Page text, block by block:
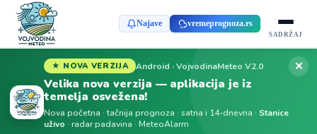
Najave vremeprognoza.rs
SADRŽAJ
★ NOVA VERZIJA Android · VojvodinaMeteo V2.0
Velika nova verzija — aplikacija je iz
temelja osvežena!
Nova početna · tačnija prognoza · satna i 14-dnevna · Stanice
uživo · radar padavina · MeteoAlarm
✕